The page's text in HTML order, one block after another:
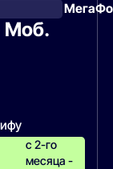
Моб.
с 2-го
месяца -